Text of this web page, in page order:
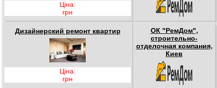
Ціна:
грн
Дизайнерский ремонт квартир
Ціна:
грн
ОК "РемДом",
строительно-
отделочная компания,
Киев